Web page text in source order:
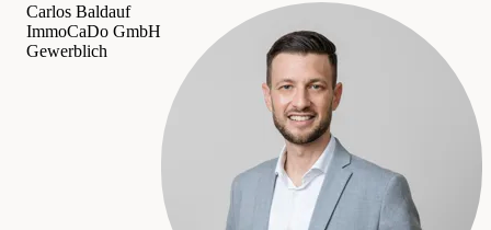
Carlos Baldauf
ImmoCaDo GmbH
Gewerblich